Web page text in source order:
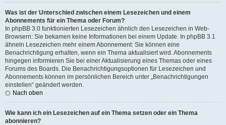
Was ist der Unterschied zwischen einem Lesezeichen und einem
Abonnements für ein Thema oder Forum?
In phpBB 3.0 funktionierten Lesezeichen ähnlich den Lesezeichen in Web-
Browsern: Sie bekamen keine Informationen bei einem Update. In phpBB 3.1
ähneln Lesezeichen mehr einem Abonnement: Sie können eine
Benachrichtigung erhalten, wenn ein Thema aktualisiert wird. Abonnements
hingegen informieren Sie bei einer Aktualisierung eines Themas oder eines
Forums des Boards. Die Benachrichtigungsoptionen für Lesezeichen und
Abonnements können im persönlichen Bereich unter „Benachrichtigungen
einstellen“ geändert werden.
Nach oben
Wie kann ich ein Lesezeichen auf ein Thema setzen oder ein Thema
abonnieren?